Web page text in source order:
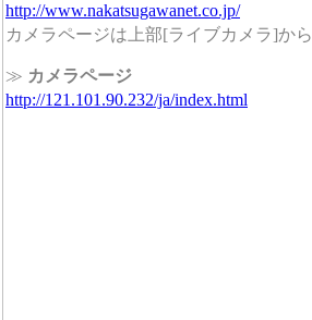
http://www.nakatsugawanet.co.jp/
カメラページは上部[ライブカメラ]から
≫ カメラページ
http://121.101.90.232/ja/index.html